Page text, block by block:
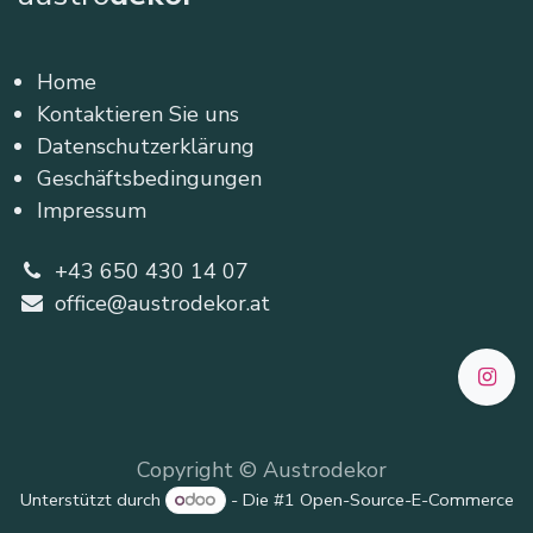
Home
Kontaktieren Sie uns
Datenschutzerklärung
Geschäftsbedingungen
Impressum
+43 650 430 14 07
office@austrodekor.at
Copyright © Austrodekor
Unterstützt durch - Die #1 Open-Source-E-Commerce